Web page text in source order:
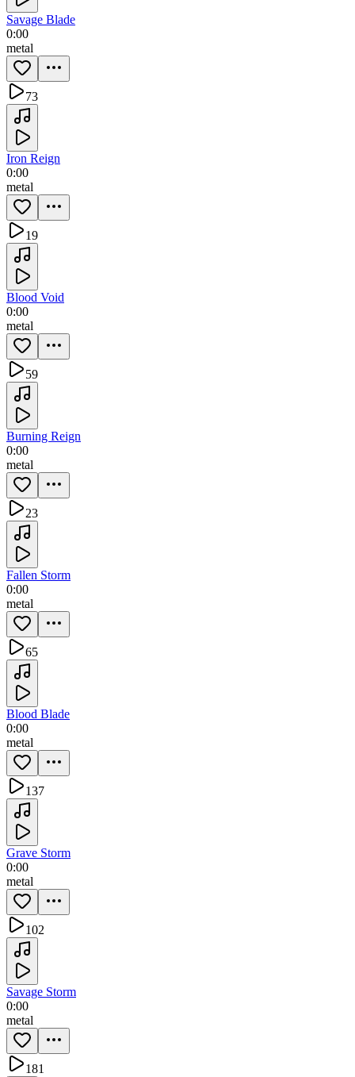
Savage Blade
0:00
metal
73
Iron Reign
0:00
metal
19
Blood Void
0:00
metal
59
Burning Reign
0:00
metal
23
Fallen Storm
0:00
metal
65
Blood Blade
0:00
metal
137
Grave Storm
0:00
metal
102
Savage Storm
0:00
metal
181